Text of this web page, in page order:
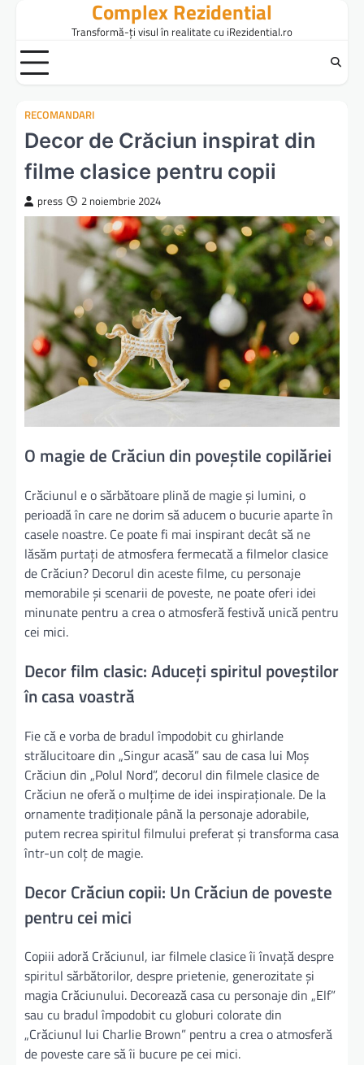
content
Complex Rezidential
Transformă-ți visul în realitate cu iRezidential.ro
RECOMANDARI
Decor de Crăciun inspirat din
filme clasice pentru copii
press 2 noiembrie 2024
O magie de Crăciun din poveștile copilăriei
Crăciunul e o sărbătoare plină de magie și lumini, o
perioadă în care ne dorim să aducem o bucurie aparte în
casele noastre. Ce poate fi mai inspirant decât să ne
lăsăm purtați de atmosfera fermecată a filmelor clasice
de Crăciun? Decorul din aceste filme, cu personaje
memorabile și scenarii de poveste, ne poate oferi idei
minunate pentru a crea o atmosferă festivă unică pentru
cei mici.
Decor film clasic: Aduceți spiritul poveștilor
în casa voastră
Fie că e vorba de bradul împodobit cu ghirlande
strălucitoare din „Singur acasă” sau de casa lui Moș
Crăciun din „Polul Nord”, decorul din filmele clasice de
Crăciun ne oferă o mulțime de idei inspiraționale. De la
ornamente tradiționale până la personaje adorabile,
putem recrea spiritul filmului preferat și transforma casa
într-un colț de magie.
Decor Crăciun copii: Un Crăciun de poveste
pentru cei mici
Copiii adoră Crăciunul, iar filmele clasice îi învață despre
spiritul sărbătorilor, despre prietenie, generozitate și
magia Crăciunului. Decorează casa cu personaje din „Elf”
sau cu bradul împodobit cu globuri colorate din
„Crăciunul lui Charlie Brown” pentru a crea o atmosferă
de poveste care să îi bucure pe cei mici.